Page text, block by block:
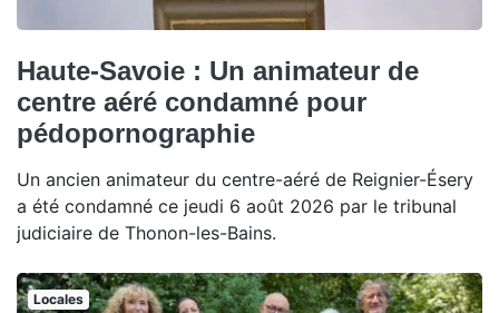
Haute-Savoie : Un animateur de
centre aéré condamné pour
pédopornographie
Un ancien animateur du centre-aéré de Reignier-Ésery
a été condamné ce jeudi 6 août 2026 par le tribunal
judiciaire de Thonon-les-Bains.
Locales